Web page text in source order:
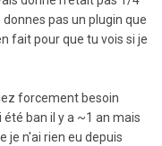
pas un plugin que
fait pour que tu vois si je
forcement besoin
ban il y a ~1 an mais
je n'ai rien eu depuis